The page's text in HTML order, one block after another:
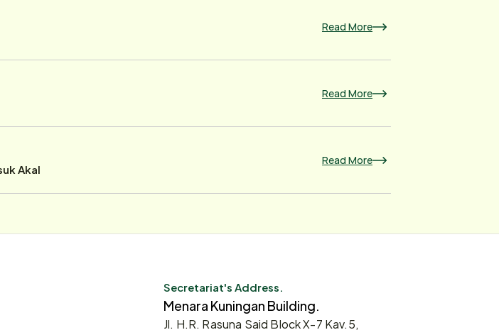
Read More
Read More
Akal Read More
Secretariat's Address.
Menara Kuningan Building.
Jl. H.R. Rasuna Said Block X-7 Kav.5,